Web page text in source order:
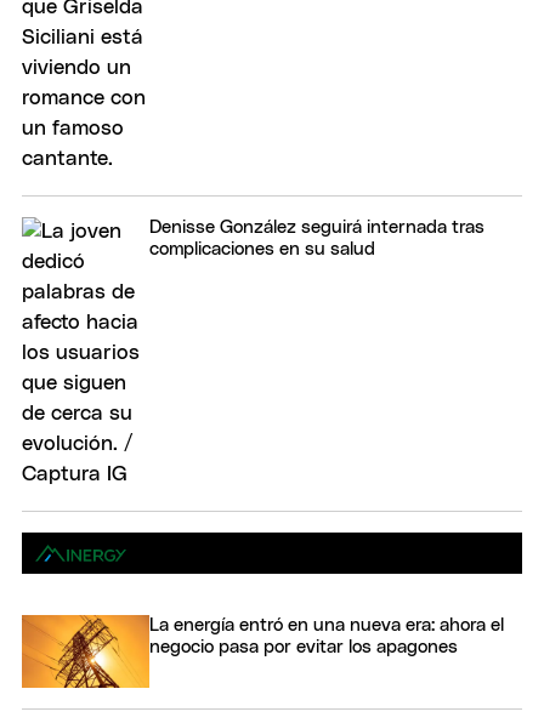
Denisse González seguirá internada tras
complicaciones en su salud
La energía entró en una nueva era: ahora el
negocio pasa por evitar los apagones